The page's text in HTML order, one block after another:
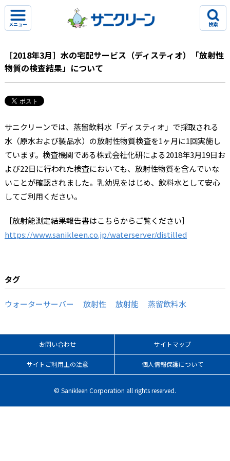
メニュー 検索
［2018年3月］水の宅配サービス（ディスティオ）「放射性
物質の検査結果」について
サニクリーンでは、蒸留飲料水「ディスティオ」で採取される
水（原水および製品水）の放射性物質検査を1ヶ月に1回実施し
ています。検査機関である株式会社化研による2018年3月19日お
よび22日に行われた検査においても、放射性物質を含んでいな
いことが確認されました。乳幼児をはじめ、飲料水として安心
してご利用ください。
［放射能測定結果報告書はこちらからご覧ください］
https://www.sanikleen.co.jp/waterserver/distilled
タグ
ウォーターサーバー 放射性 放射能 蒸留飲料水
お問い合わせ サイトマップ
サイトご利用上の注意 個人情報保護について
© Sanikleen Corporation all rights reserved.